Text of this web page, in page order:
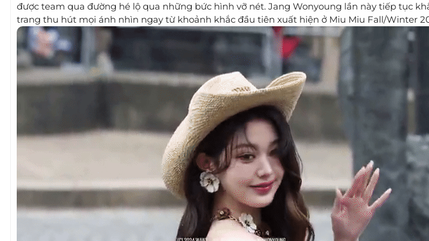
được team qua đường hé lộ qua những bức hình vỡ nét. Jang Wonyoung lần này tiếp tục
trang thu hút mọi ánh nhìn ngay từ khoảnh khắc đầu tiên xuất hiện ở Miu Miu Fall/Winter